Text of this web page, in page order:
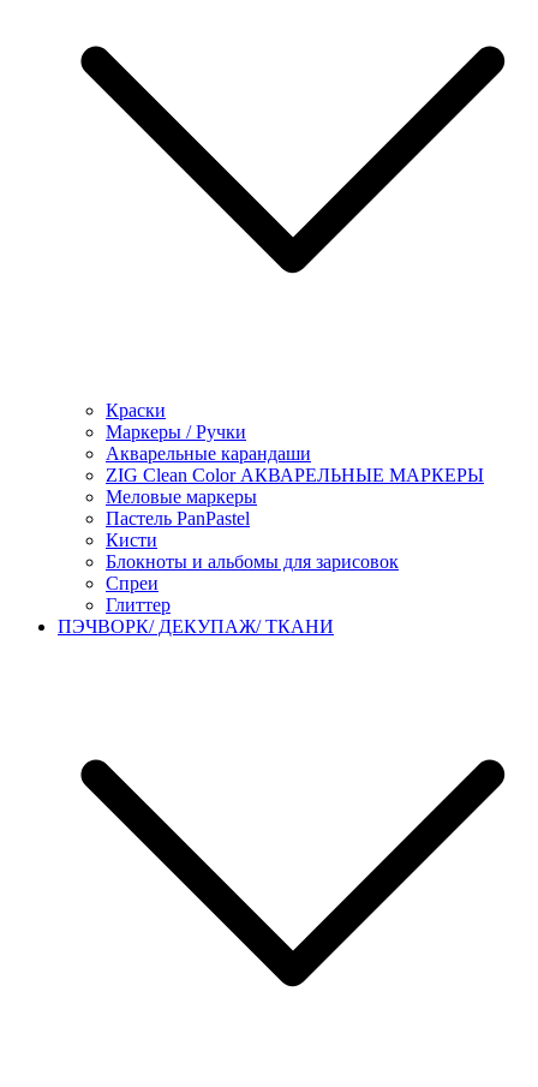
Краски
Маркеры / Ручки
Акварельные карандаши
ZIG Clean Color АКВАРЕЛЬНЫЕ МАРКЕРЫ
Меловые маркеры
Пастель PanPastel
Кисти
Блокноты и альбомы для зарисовок
Спреи
Глиттер
ПЭЧВОРК/ ДЕКУПАЖ/ ТКАНИ